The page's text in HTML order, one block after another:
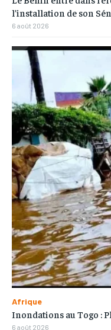
l’installation de son
6 août 2026
Afrique
Inondations au Togo :
6 août 2026